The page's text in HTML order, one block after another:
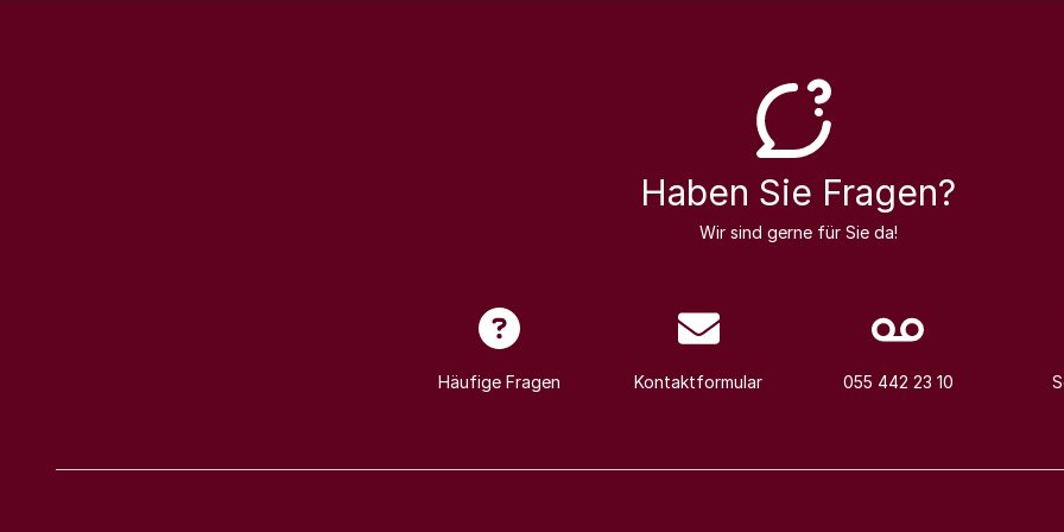
Haben Sie Fragen?
Wir sind gerne für Sie da!
Häufige Fragen Kontaktformular 055 442 23 10